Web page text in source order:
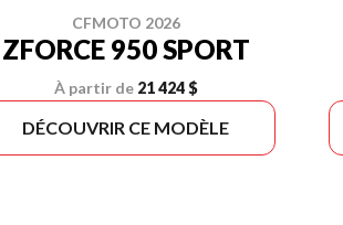
CFMOTO 2026
ZFORCE 950 SPORT
À partir de 21 424 $
DÉCOUVRIR CE MODÈLE